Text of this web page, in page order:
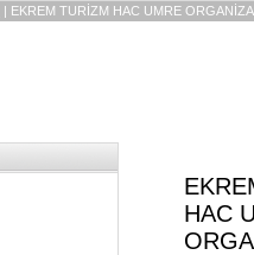
| EKREM TURİZM HAC UMRE
HAC